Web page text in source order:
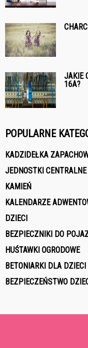
JAKIE
16A?
POPULARNE
KADZIDEŁKA
JEDNOSTKI CENTRALNE
KAMIEŃ
KALENDARZE
DZIECI
BEZPIECZNIKI DO
HUŚTAWKI OGRODOWE
BETONIARKI DLA DZIECI
BEZPIECZEŃSTWO